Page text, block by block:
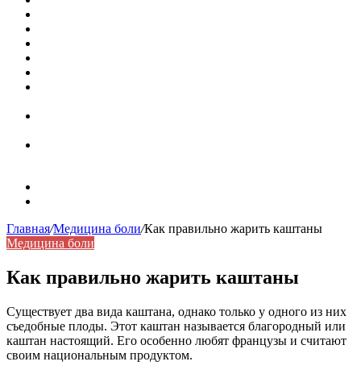
Главная/Медицина боли/Как правильно жарить каштаны
Медицина боли
Как правильно жарить каштаны
Существует два вида каштана, однако только у одного из них
съедобные плоды. Этот каштан называется благородный или
каштан настоящий. Его особенно любят французы и считают
своим национальным продуктом.